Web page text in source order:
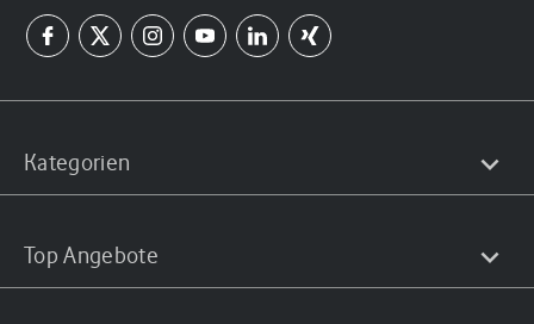
Kategorien
Top Angebote